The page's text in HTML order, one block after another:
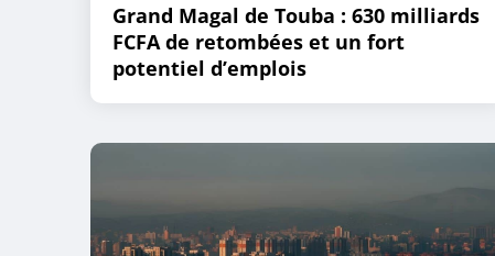
Grand Magal de Touba : 630 milliards
FCFA de retombées et un fort
potentiel d’emplois